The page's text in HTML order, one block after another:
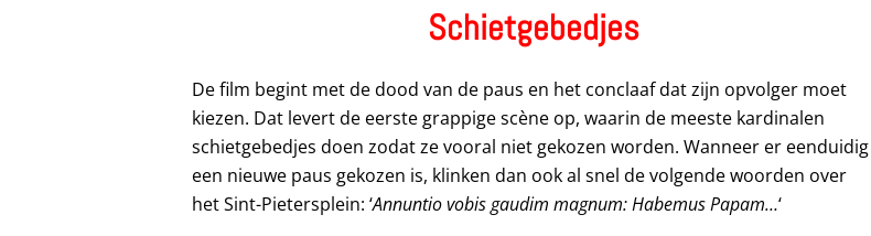
Schietgebedjes
De film begint met de dood van de paus en het conclaaf dat zijn opvolger moet
kiezen. Dat levert de eerste grappige scène op, waarin de meeste kardinalen
schietgebedjes doen zodat ze vooral niet gekozen worden. Wanneer er eenduidig
een nieuwe paus gekozen is, klinken dan ook al snel de volgende woorden over
het Sint-Pietersplein: ‘Annuntio vobis gaudim magnum: Habemus Papam…‘